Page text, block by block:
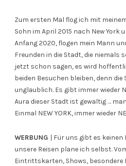
Zum ersten Mal flog ich mit
Sohn im April 2015 nach New York
Anfang 2020, flogen mein Mann
Freunden in die Stadt, die niemals
jetzt schon sagen, es wird
beiden Besuchen bleiben, denn
unglaublich. Es gibt immer wieder
Aura dieser Stadt ist gewaltig …
Einmal NEW YORK, immer wieder
WERBUNG | Für uns gibt es
unsere Reisen plane ich selbst.
Eintrittskarten, Shows, besondere